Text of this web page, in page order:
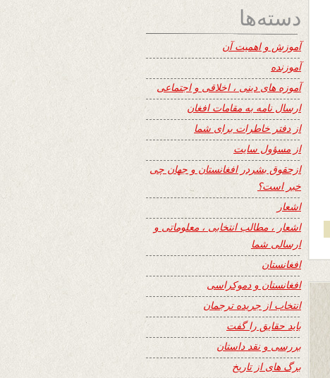
دسته‌ها
آموزش و اهمیت آن
آموزنده
آموزه های دینی ، اخلاقی و اجتماعی
ارسال نامه به مقامات افغان
از دفتر خاطرات برای شما
از مسؤول سایت
ازحقوق بشردر افغانستان و جهان چی
خبر است؟
اشعار
اشعار ، مطالب انتخابی ، معلوماتی و
ارسالی شما
افغانستان
افغانستان و دموکراسی
انتخاب از جریده ترجمان
باید حقایق را گفت
بررسی و نقد داستان
برگ های از تاریخ